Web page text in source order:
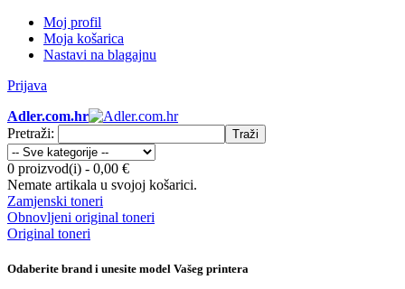
Moj profil
Moja košarica
Nastavi na blagajnu
Prijava
Adler.com.hr
Pretraži:
Traži
0 proizvod(i) - 0,00 €
Nemate artikala u svojoj košarici.
Zamjenski toneri
Obnovljeni original toneri
Original toneri
Odaberite brand i unesite model Vašeg printera